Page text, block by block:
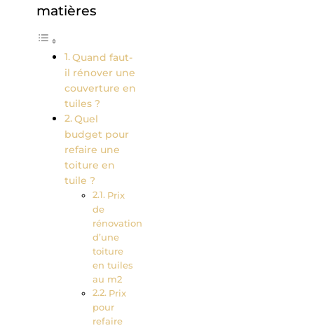
matières
Quand faut-
il rénover une
couverture en
tuiles ?
Quel
budget pour
refaire une
toiture en
tuile ?
Prix
de
rénovation
d’une
toiture
en tuiles
au m2
Prix
pour
refaire